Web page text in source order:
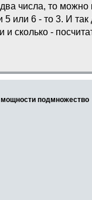
числа, то можно
5 или 6 - то 3. И так
и сколько -
подмножество